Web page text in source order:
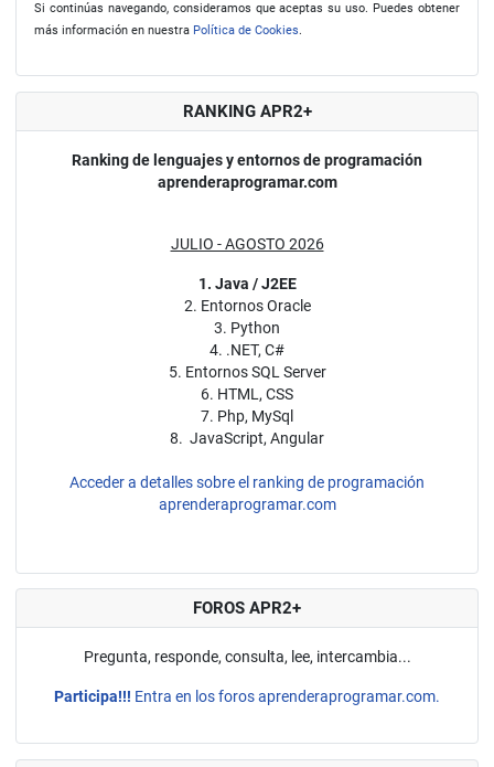
Si continúas navegando, consideramos que aceptas su uso. Puedes obtener
más información en nuestra Política de Cookies.
RANKING APR2+
Ranking de lenguajes y entornos de programación
aprenderaprogramar.com
JULIO - AGOSTO 2026
1. Java / J2EE
2. Entornos Oracle
3. Python
4. .NET, C#
5. Entornos SQL Server
6. HTML, CSS
7. Php, MySql
8. JavaScript, Angular
Acceder a detalles sobre el ranking de programación
aprenderaprogramar.com
FOROS APR2+
Pregunta, responde, consulta, lee, intercambia...
Participa!!! Entra en los foros aprenderaprogramar.com.